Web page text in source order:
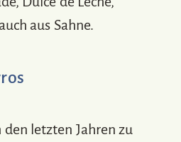
aus Sahne.
den letzten Jahren zu